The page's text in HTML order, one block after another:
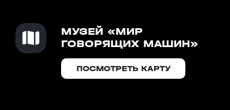
МУЗЕЙ «МИР
ГОВОРЯЩИХ МАШИН»
ПОСМОТРЕТЬ КАРТУ